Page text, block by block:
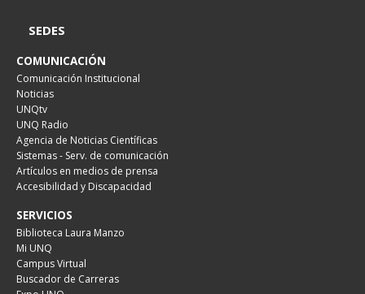
SEDES
COMUNICACIÓN
Comunicación Institucional
Noticias
UNQtv
UNQ Radio
Agencia de Noticias Científicas
Sistemas - Serv. de comunicación
Artículos en medios de prensa
Accesibilidad y Discapacidad
SERVICIOS
Biblioteca Laura Manzo
Mi UNQ
Campus Virtual
Buscador de Carreras